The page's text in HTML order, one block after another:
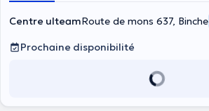
Centre ulteamRoute de mons 637, Binche
Prochaine disponibilité